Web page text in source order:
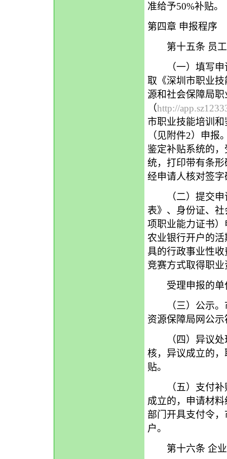
准给予50%补
第四章 申报程序
第十五条 员工
（一）填写申
取《深圳市职业
源和社会保障局
（http://
市职业技能培训
（见附件2）申
鉴定补贴系统的
统，打印带有条
经申请人核对签字
（二）提交申
表》、身份证、
项职业能力证书
农业银行开户的
具的行政事业性
竞赛方式取得职
受理申报的单
（三）公示。
资源保障局网公
（四）异议处
核，异议成立的
贴。
（五）支付补
成立的，申请材
部门开具支付令
户。
第十六条 企业